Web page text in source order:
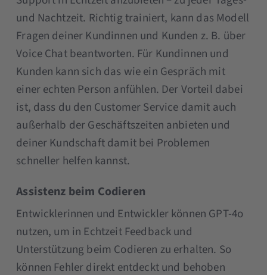
und Nachtzeit. Richtig trainiert, kann das Modell
Fragen deiner Kundinnen und Kunden z. B. über
Voice Chat beantworten. Für Kundinnen und
Kunden kann sich das wie ein Gespräch mit
einer echten Person anfühlen. Der Vorteil dabei
ist, dass du den Customer Service damit auch
außerhalb der Geschäftszeiten anbieten und
deiner Kundschaft damit bei Problemen
schneller helfen kannst.
Assistenz beim Codieren
Entwicklerinnen und Entwickler können GPT-4o
nutzen, um in Echtzeit Feedback und
Unterstützung beim Codieren zu erhalten. So
können Fehler direkt entdeckt und behoben